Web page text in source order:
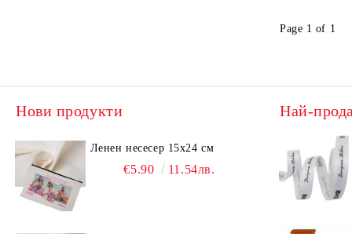
Page 1 of 1
Нови продукти
Ленен несесер 15х24 см
€5.90 11.54лв.
Най-